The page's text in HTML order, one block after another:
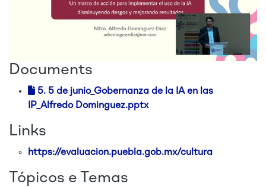
Documents
5. 5 de junio_Gobernanza de la IA en las
IP_Alfredo Dominguez.pptx
Links
https://evaluacion.puebla.gob.mx/cultura
Tópicos e Temas